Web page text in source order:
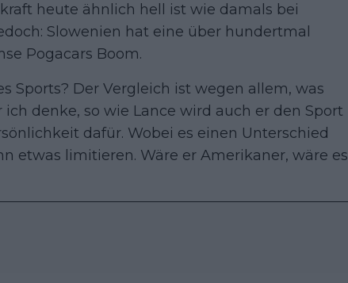
heute ähnlich hell ist wie damals bei
Slowenien hat eine über hundertmal
Pogacars Boom.
Sports? Der Vergleich ist wegen allem, was
denke, so wie Lance wird auch er den Sport
dafür. Wobei es einen Unterschied
etwas limitieren. Wäre er Amerikaner, wäre es